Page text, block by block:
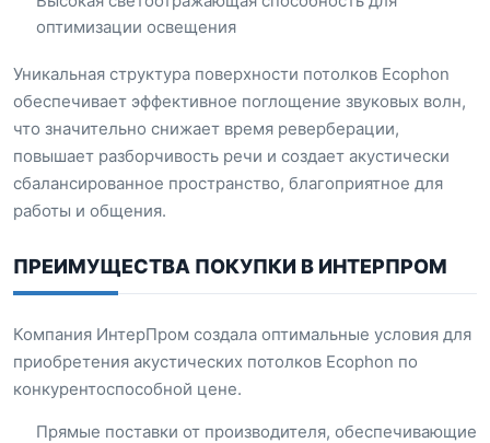
оптимизации освещения
Уникальная структура поверхности потолков Ecophon
обеспечивает эффективное поглощение звуковых волн,
что значительно снижает время реверберации,
повышает разборчивость речи и создает акустически
сбалансированное пространство, благоприятное для
работы и общения.
ПРЕИМУЩЕСТВА ПОКУПКИ В ИНТЕРПРОМ
Компания ИнтерПром создала оптимальные условия для
приобретения акустических потолков Ecophon по
конкурентоспособной цене.
Прямые поставки от производителя, обеспечивающие